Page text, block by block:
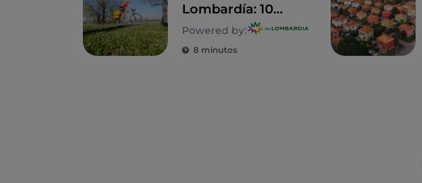
Lombardía: 10
itinerarios en
familia
Powered by:
8 minutos